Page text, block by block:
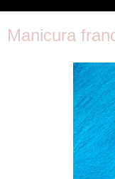
Manicura